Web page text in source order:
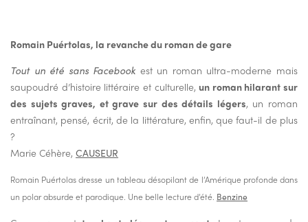
Romain Puértolas, la revanche du roman de gare
Tout un été sans Facebook est un roman ultra-moderne mais
saupoudré d’histoire littéraire et culturelle,un roman hilarant sur
des sujets graves, et grave sur des détails légers, un roman
entraînant, pensé, écrit, de la littérature, enfin, que faut-il de plus
?
Marie Céhère, CAUSEUR
Romain Puértolas dresse un tableau désopilant de l’Amérique profonde dans
un polar absurde et parodique. Une belle lecture d’été. Benzine